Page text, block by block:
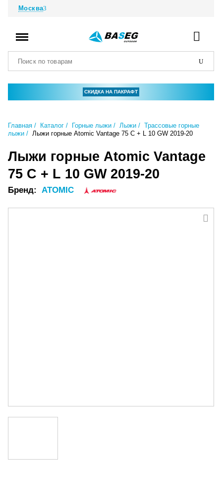
Москва
СКИДКА НА ПАКРАФТ
Главная Каталог Горные лыжи Лыжи
Трассовые горные
лыжи
Лыжи горные Atomic Vantage 75 C + L 10 GW 2019-20
Лыжи горные Atomic Vantage
75 C + L 10 GW 2019-20
Бренд: ATOMIC